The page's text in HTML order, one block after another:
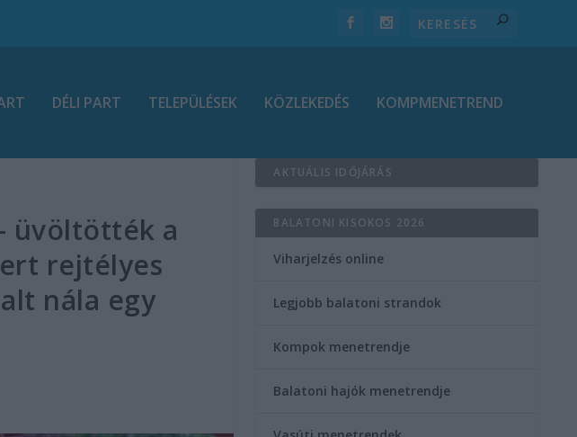
DÉLI PART TELEPÜLÉSEK KÖZLEKEDÉS KOMPMENETREND
üvöltötték a
rejtélyes
nála egy
AKTUÁLIS IDŐJÁRÁS
BALATONI KISOKOS 2026
Viharjelzés online
Legjobb balatoni strandok
Kompok menetrendje
Balatoni hajók menetrendje